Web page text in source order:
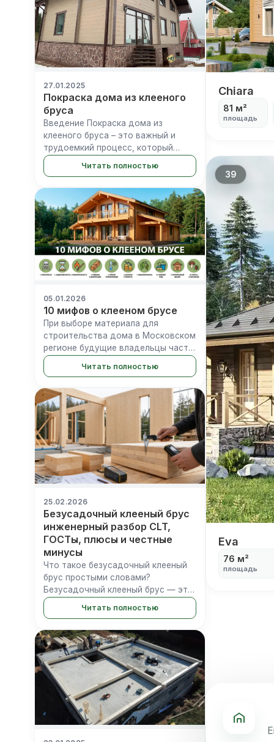
27.01.2025
Покраска дома из клееного
бруса
Введение Покраска дома из
клееного бруса – это важный и
трудоемкий процесс, который
влияет на защиту и внешний вид
вашего деревянного строения.
обеспечивает долговечность
покрытия, прида...
Читать полностью
05.01.2026
10 мифов о клееном брусе
При выборе материала для
строительства дома в Московском
регионе будущие владельцы часто
сталкиваются с противоречивой
информацией. Дома из клееного
мнениями: от восторженных
отзывов владельце...
Читать полностью
25.02.2026
Безусадочный клееный брус
инженерный разбор CLT,
ГОСТы, плюсы и честные
минусы
Что такое безусадочный клееный
брус простыми словами?
Безусадочный клееный брус — это
высокотехнологичный
строительный материал, в котором
ламелей склеены перпендикулярно
наружным слоям. Те...
Читать полностью
Chiara
Chiara
81 м²
площадь
39
Eva
Eva
76 м²
площадь